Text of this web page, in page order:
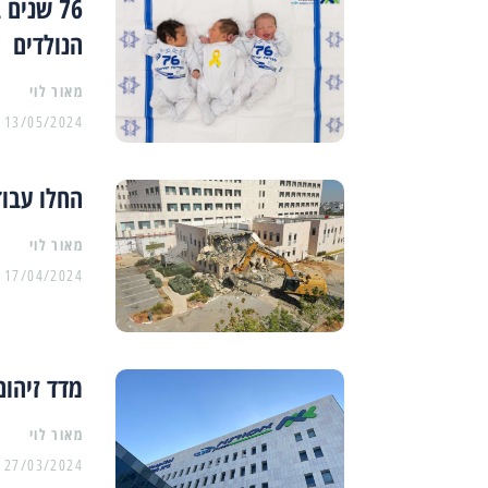
76
הנולדים
מאור לוי
13/05/2024
החלו
מאור לוי
17/04/2024
מדד
מאור לוי
27/03/2024